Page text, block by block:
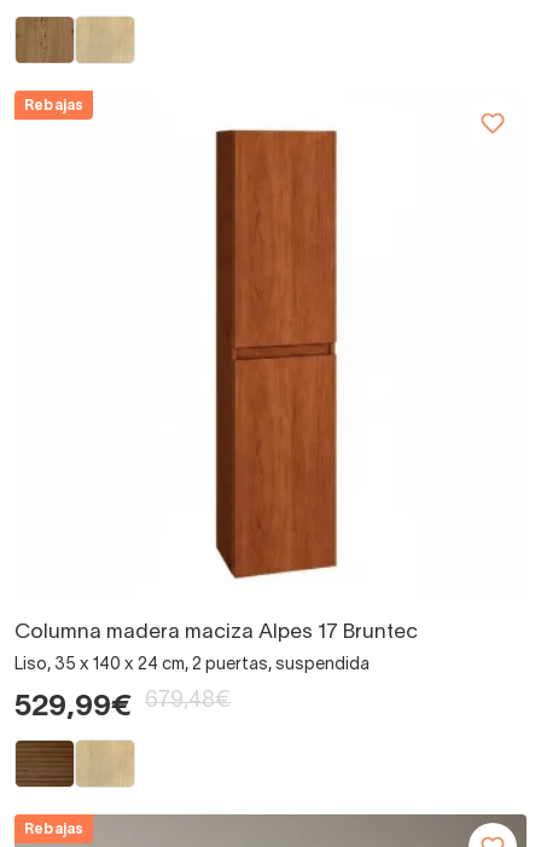
Rebajas
Columna madera maciza Alpes 17 Bruntec
Liso, 35 x 140 x 24 cm, 2 puertas, suspendida
529,99€ 679,48€
Rebajas